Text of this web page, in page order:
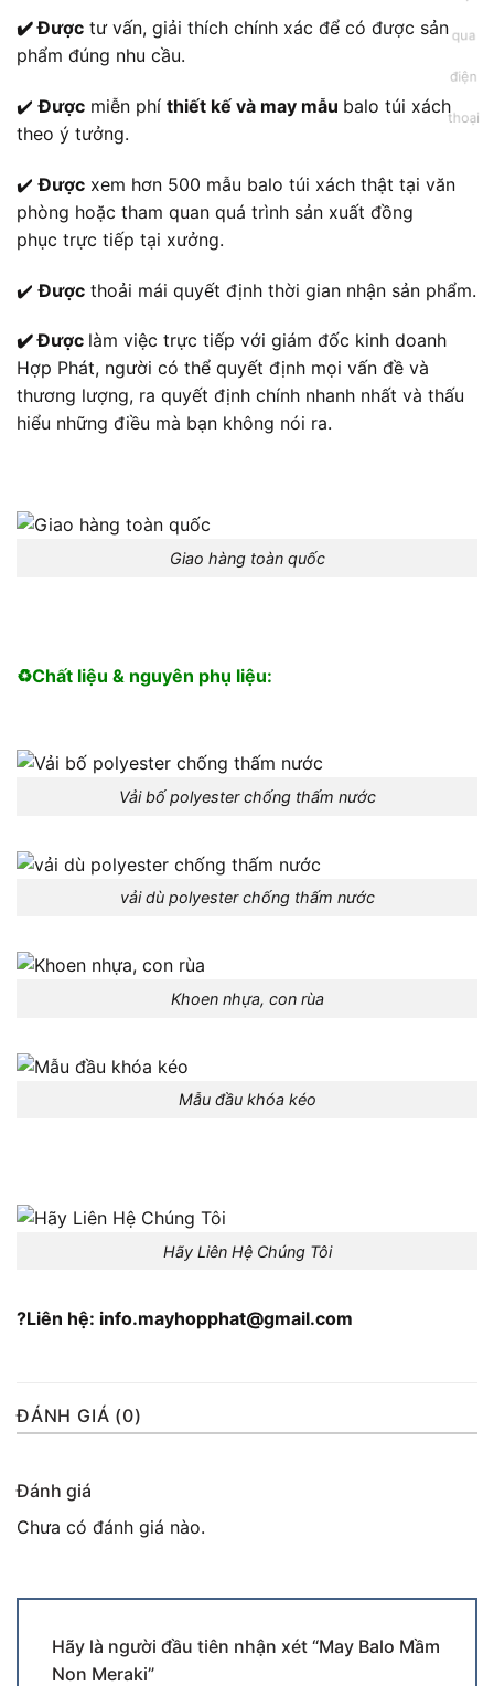
✔️ Được tư vấn, giải thích chính xác để có được sản
phẩm đúng nhu cầu.
✔️Được miễn phí thiết kế và may mẫu balo túi xách
theo ý tưởng.
✔️Được xem hơn 500 mẫu balo túi xách thật tại văn
phòng hoặc tham quan quá trình sản xuất đồng
phục trực tiếp tại xưởng.
✔️Được thoải mái quyết định thời gian nhận sản phẩm.
✔️ Được làm việc trực tiếp với giám đốc kinh doanh
Hợp Phát, người có thể quyết định mọi vấn đề và
thương lượng, ra quyết định chính nhanh nhất và thấu
hiểu những điều mà bạn không nói ra.
Giao hàng toàn quốc
♻️Chất liệu & nguyên phụ liệu:
Vải bố polyester chống thấm nước
vải dù polyester chống thấm nước
Khoen nhựa, con rùa
Mẫu đầu khóa kéo
Hãy Liên Hệ Chúng Tôi
?Liên hệ: info.mayhopphat@gmail.com
ĐÁNH GIÁ (0)
Đánh giá
Chưa có đánh giá nào.
Hãy là người đầu tiên nhận xét “May Balo Mầm
Non Meraki”